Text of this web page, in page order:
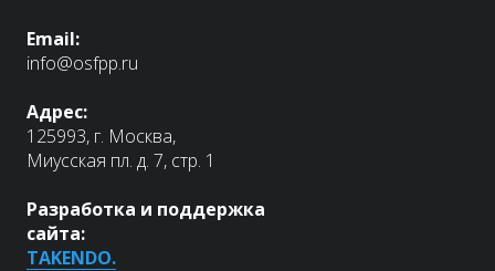
Email:
info@osfpp.ru
Адрес:
125993, г. Москва,
Миусская пл. д. 7, стр. 1
Разработка и поддержка
сайта:
TAKENDO.